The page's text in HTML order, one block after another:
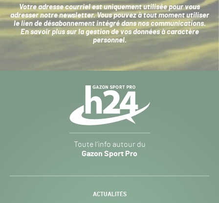
Votre adresse courriel est uniquement utilisée pour vous
adresser notre newsletter. Vous pouvez à tout moment utiliser
le lien de désabonnement intégré dans nos communications.
En savoir plus sur la gestion de vos données à caractère
personnel.
Sport
Pro
-
Toute l’info autour du
Gazon Sport Pro
ACTUALITÉS